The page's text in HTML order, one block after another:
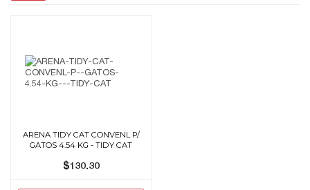
ARENA TIDY CAT CONVENL P/
GATOS 4.54 KG - TIDY CAT
$130.30